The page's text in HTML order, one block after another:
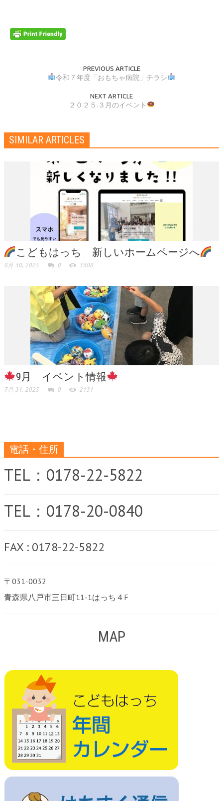
PREVIOUS ARTICLE
令和７年度「おもちゃ病院」チラシ
NEXT ARTICLE
２０２５.３月のイベント
SIMILAR ARTICLES
こどもはっち 新しいホームページへ
8月 30, 2025 0 3308
9月 イベント情報
7月 31, 2025 0 2131
電話・住所
TEL：0178-22-5822
TEL：0178-20-0840
FAX : 0178-22-5822
〒031-0032
青森県八戸市三日町11-1はっち４F
MAP